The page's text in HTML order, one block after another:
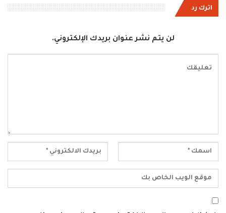
اترك رد
لن يتم نشر عنوان بريدك الإلكتروني.